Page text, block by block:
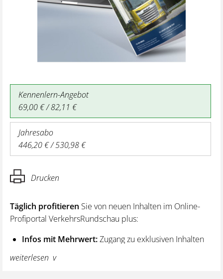
Kennenlern-Angebot
69,00 € / 82,11 €
Jahresabo
446,20 € / 530,98 €
Drucken
Täglich profitieren Sie von neuen Inhalten im Online-
Profiportal VerkehrsRundschau plus:
Infos mit Mehrwert:Zugang zu exklusiven Inhalten
und Hintergrundwissen – von aktuellen Regelungen
wie z. B. bei den Lenk- und Ruhezeiten,
weiterlesen